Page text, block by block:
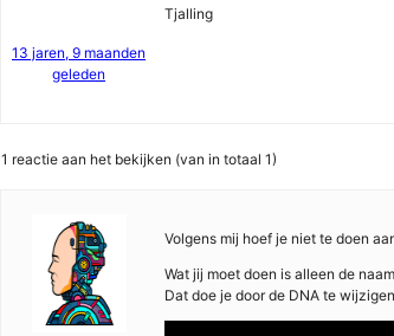
13 jaren, 9 maanden
geleden
Tjalling
1 reactie aan het bekijken (van in totaal 1)
Volgens mij hoef je niet te doen
Wat jij moet doen is alleen de
Dat doe je door de DNA te